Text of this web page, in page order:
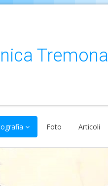
Tremona
Foto Articoli